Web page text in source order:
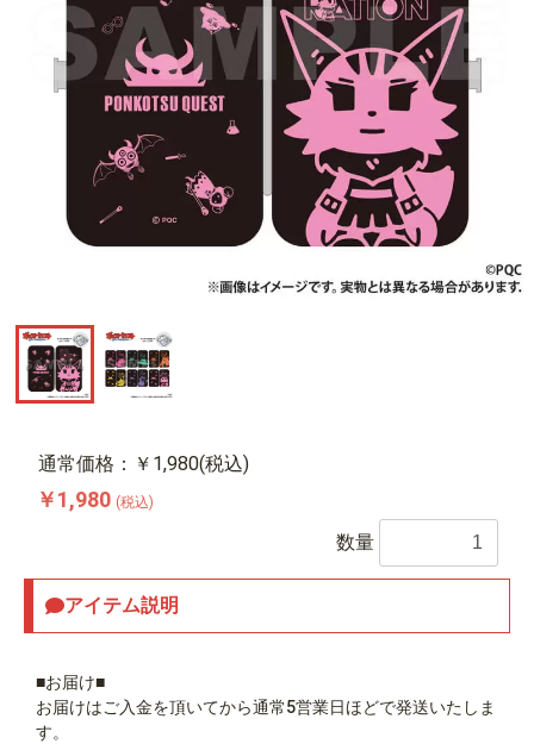
通常価格：￥1,980(税込)
￥1,980 (税込)
数量
アイテム説明
■お届け■
お届けはご入金を頂いてから通常5営業日ほどで発送いたしま
す。